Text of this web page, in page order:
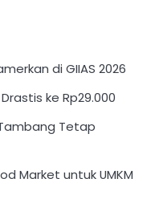
di GIIAS 2026
ke Rp29.000
Tetap
Market untuk UMKM